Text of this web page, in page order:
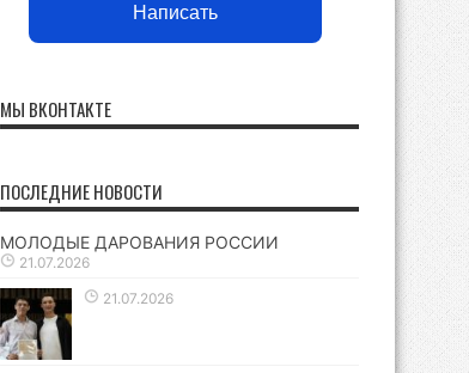
Написать
МЫ ВКОНТАКТЕ
ПОСЛЕДНИЕ НОВОСТИ
МОЛОДЫЕ ДАРОВАНИЯ РОССИИ
21.07.2026
21.07.2026